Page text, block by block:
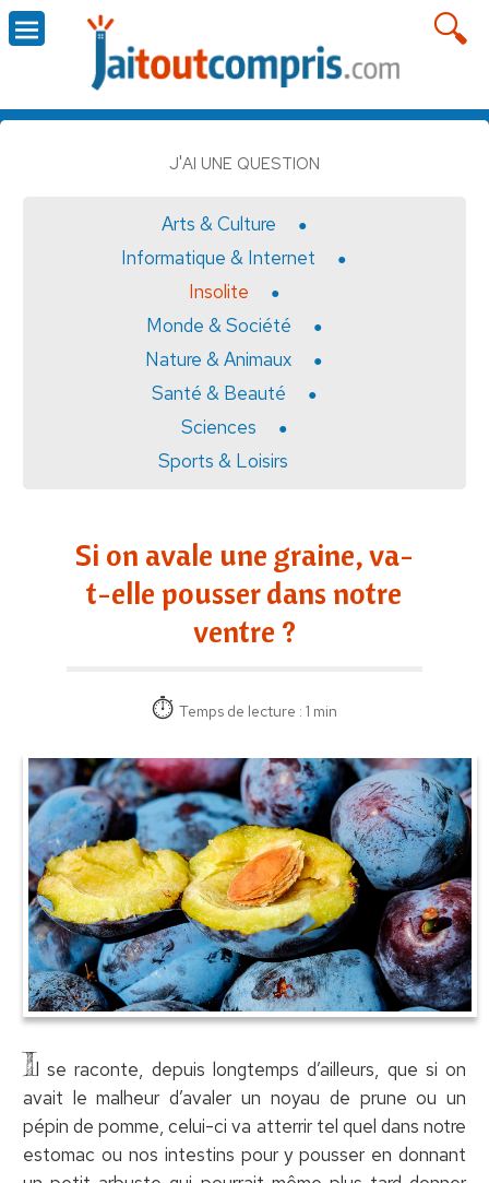
J'AI UNE QUESTION
Arts & Culture
Informatique & Internet
Insolite
Monde & Société
Nature & Animaux
Santé & Beauté
Sciences
Sports & Loisirs
Si on avale une graine, va-
t-elle pousser dans notre
ventre ?
Temps de lecture : 1 min
Il se raconte, depuis longtemps d’ailleurs, que si on
avait le malheur d’avaler un noyau de prune ou un
pépin de pomme, celui-ci va atterrir tel quel dans notre
estomac ou nos intestins pour y pousser en donnant